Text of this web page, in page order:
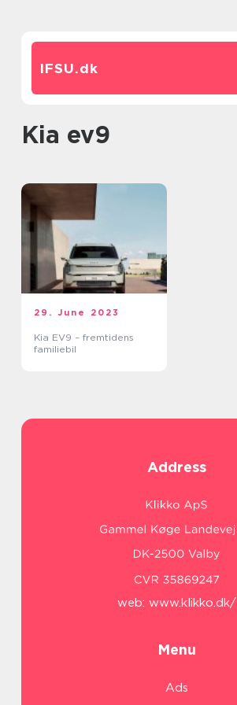
IFSU.dk
kia ev9
29. June 2023
Kia EV9 – fremtidens
familiebil
Address
web: www.klikko.dk/
Menu
Ads